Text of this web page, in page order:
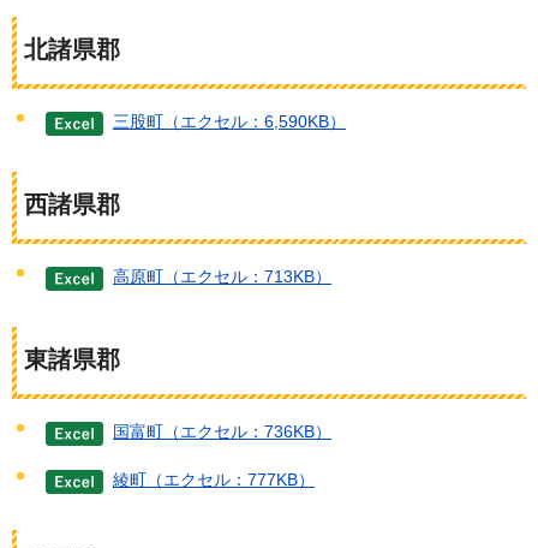
北諸県郡
三股町（エクセル：6,590KB）
西諸県郡
高原町（エクセル：713KB）
東諸県郡
国富町（エクセル：736KB）
綾町（エクセル：777KB）